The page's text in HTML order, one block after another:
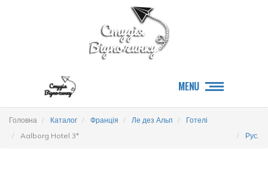
MENU
Головна Каталог Франція Ле дез Альп
Готелі
Aalborg Hotel 3*
Рус.